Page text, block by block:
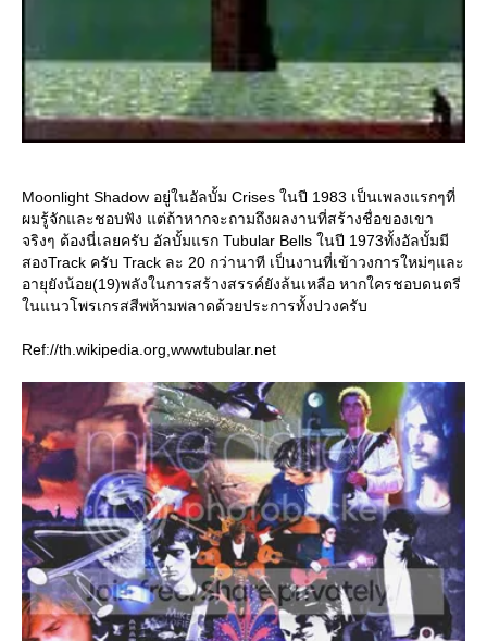
Moonlight Shadow อยู่ในอัลบั้ม Crises ในปี 1983 เป็นเพลงแรกๆที่
ผมรู้จักและชอบฟัง แต่ถ้าหากจะถามถึงผลงานที่สร้างชื่อของเขา
จริงๆ ต้องนี่เลยครับ อัลบั้มแรก Tubular Bells ในปี 1973ทั้งอัลบั้มมี
สองTrack ครับ Track ละ 20 กว่านาที เป็นงานที่เข้าวงการใหม่ๆและ
อายุยังน้อย(19)พลังในการสร้างสรรค์ยังล้นเหลือ หากใครชอบดนตรี
นแนวโพรเกรสสีพห้ามพลาดด้วยประการทั้งปวงครับ
Ref://th.wikipedia.org,wwwtubular.net